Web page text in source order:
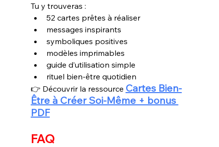
Tu y trouveras :
52 cartes prêtes à réaliser
messages inspirants
symboliques positives
modèles imprimables
guide d’utilisation simple
rituel bien-être quotidien
👉 Découvrir la ressource Cartes Bien-
Être à Créer Soi-Même + bonus
PDF
FAQ